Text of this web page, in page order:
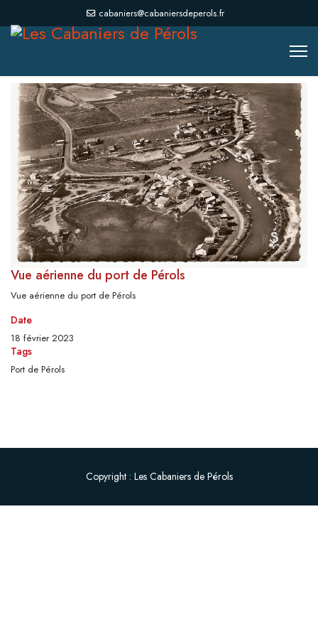
cabaniers@cabaniersdeperols.fr
Vue aérienne du port de Pérols
Vue aérienne du port de Pérols
Date
18 février 2023
Tags
Port de Pérols
Copyright : Les Cabaniers de Pérols